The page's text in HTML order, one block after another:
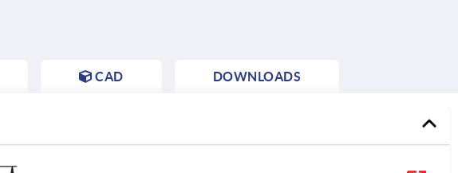
CAD DOWNLOADS